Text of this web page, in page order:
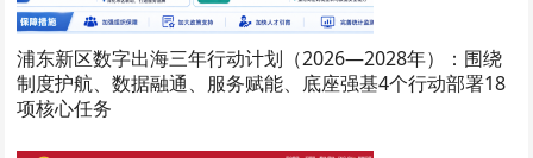
浦东新区数字出海三年行动计划（2026—2028年）：围绕
制度护航、数据融通、服务赋能、底座强基4个行动部署18
项核心任务